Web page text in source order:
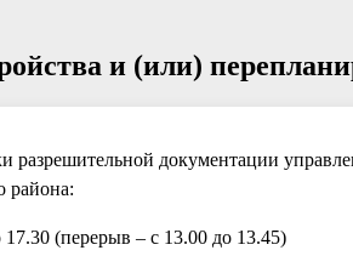
и (или)
разрешительной документации
района:
(перерыв – с 13.00 до 13.45)